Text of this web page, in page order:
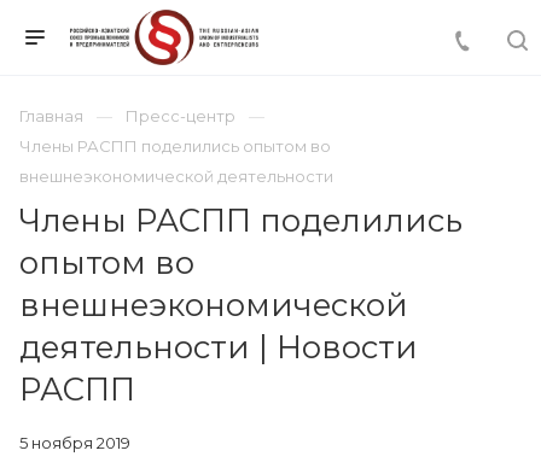
Главная
Пресс-центр
Члены РАСПП поделились опытом во
внешнеэкономической деятельности
Члены РАСПП поделились
опытом во
внешнеэкономической
деятельности | Новости
РАСПП
5 ноября 2019